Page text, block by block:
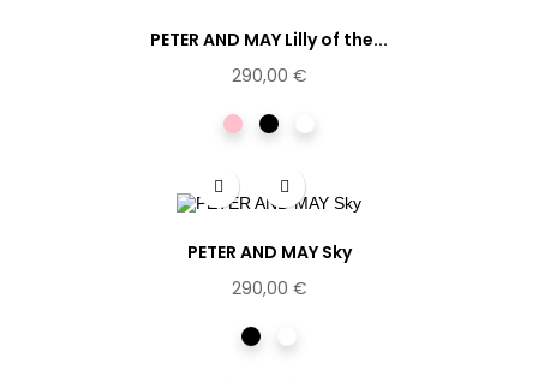
PETER AND MAY Lilly of the...
290,00 €
Rose Noir
PETER AND MAY Sky
290,00 €
Noir